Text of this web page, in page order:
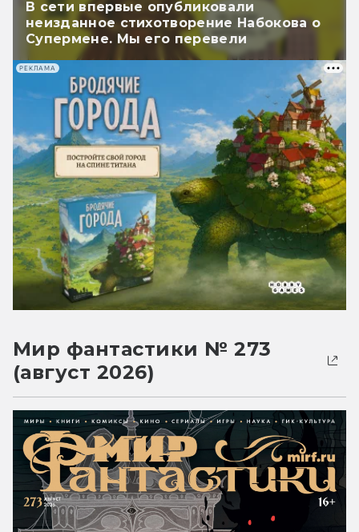
В сети впервые опубликовали
неизданное стихотворение Набокова о
Супермене. Мы его перевели
РЕКЛАМА
Мир фантастики № 273
(август 2026)